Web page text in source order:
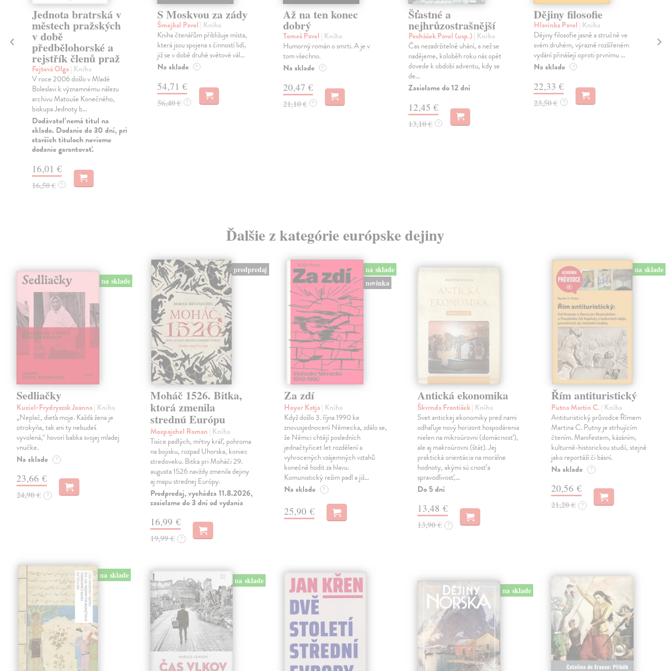
Jednota bratrská v
městech pražských
v době
předbělohorské a
rejstřík členů praž
Fejtová Olga| Kniha
V roce 2006 došlo v Mladé
Boleslavi k významnému nálezu
archivu Matouše Konečného,
biskupa Jednoty b...
Dodávateľ nemá titul na
sklade. Dodanie do 30 dní, pri
starších tituloch nevieme
dodanie garantovať.
16,01 €
16,50 € ?
S Moskvou za zády
Šmejkal Pavel | Kniha
Kniha čtenářům přibližuje místa,
která jsou spojena s činností lidí,
již se v době druhé světové vál...
Na sklade ?
54,71 €
56,40 € ?
Až na ten konec
dobrý
Tomeš Pavel | Kniha
Humorný román o smrti. A je v
tom všechno.
Na sklade ?
20,47 €
21,10 € ?
Šťastné a
nejhrůzostrašnější
Pecháček Pavel (usp.)| Kniha
Čas nezadržitelně uhání, a než se
nadějeme, koloběh roku nás opět
dovede k období adventu, kdy se
de...
Zasielame do 12 dní
12,45 €
13,10 € ?
Dějiny filosofie
Hlavinka Pavel | Kniha
Dějiny filosofie jasně a stručně ve
svém druhém, výrazně rozšířeném
vydání přinášejí oproti prvnímu ...
Na sklade ?
22,33 €
23,50 € ?
Ďalšie z kategórie európske dejiny
na sklade
Sedliačky
Kuciel-Frydryszak Joanna| Kniha
„Neplač, dieťa moje. Každá žena je
otrokyňa, tak ani ty nebudeš
vyvolená,“ hovorí babka svojej mladej
vnučke.
Na sklade ?
23,66 €
24,90 € ?
predpredaj
Moháč 1526. Bitka,
ktorá zmenila
strednú Európu
Mocpajchel Roman | Kniha
Tisíce padlých, mŕtvy kráľ, pohroma
na bojisku, rozpad Uhorska, koniec
stredoveku. Bitka pri Moháči 29.
augusta 1526 navždy zmenila dejiny
aj mapu strednej Európy.
Predpredaj, vychádza 11.8.2026,
zasielame do 3 dní od vydania
16,99 €
19,99 € ?
na sklade
novinka
Za zdí
Hoyer Katja| Kniha
Když došlo 3. října 1990 ke
znovusjednocení Německa, zdálo se,
že Němci chtějí posledních
jednačtyřicet let rozdělení a
vyhrocených vzájemných vztahů
konečně hodit za hlavu.
Komunistický režim padl a již…
Na sklade ?
25,90 €
Antická ekonomika
Škvrnda František| Kniha
Svet antickej ekonomiky pred nami
odhaľuje nový horizont hospodárenia
nielen na mikroúrovni (domácnosť),
ale aj makroúrovni (štát). Jej
praktická orientácia na morálne
hodnoty, akými sú cnosť a
spravodlivosť,…
Do 5 dní
13,48 €
13,90 € ?
na sklade
Řím antituristický
Putna Martin C. | Kniha
Antituristický průvodce Římem
Martina C. Putny je strhujícím
čtením. Manifestem, kázáním,
kulturně-historickou studií, stejně
jako reportáží či básní.
Na sklade ?
20,56 €
21,20 € ?
na sklade
na sklade
na sklade